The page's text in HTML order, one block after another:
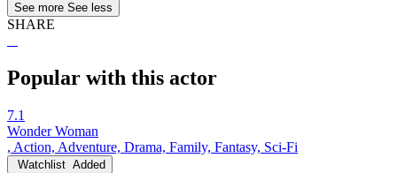
See more See less
SHARE
Popular with this actor
7.1
Wonder Woman
, Action, Adventure, Drama, Family, Fantasy, Sci-Fi
Watchlist Added